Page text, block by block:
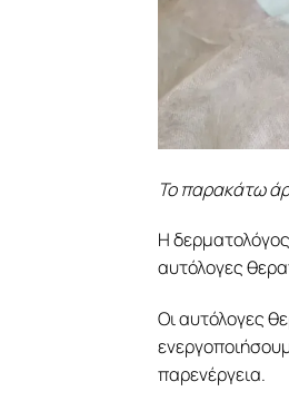
Το παρακάτω
Η
αυτόλογες
Οι αυτόλογες
παρενέργεια.